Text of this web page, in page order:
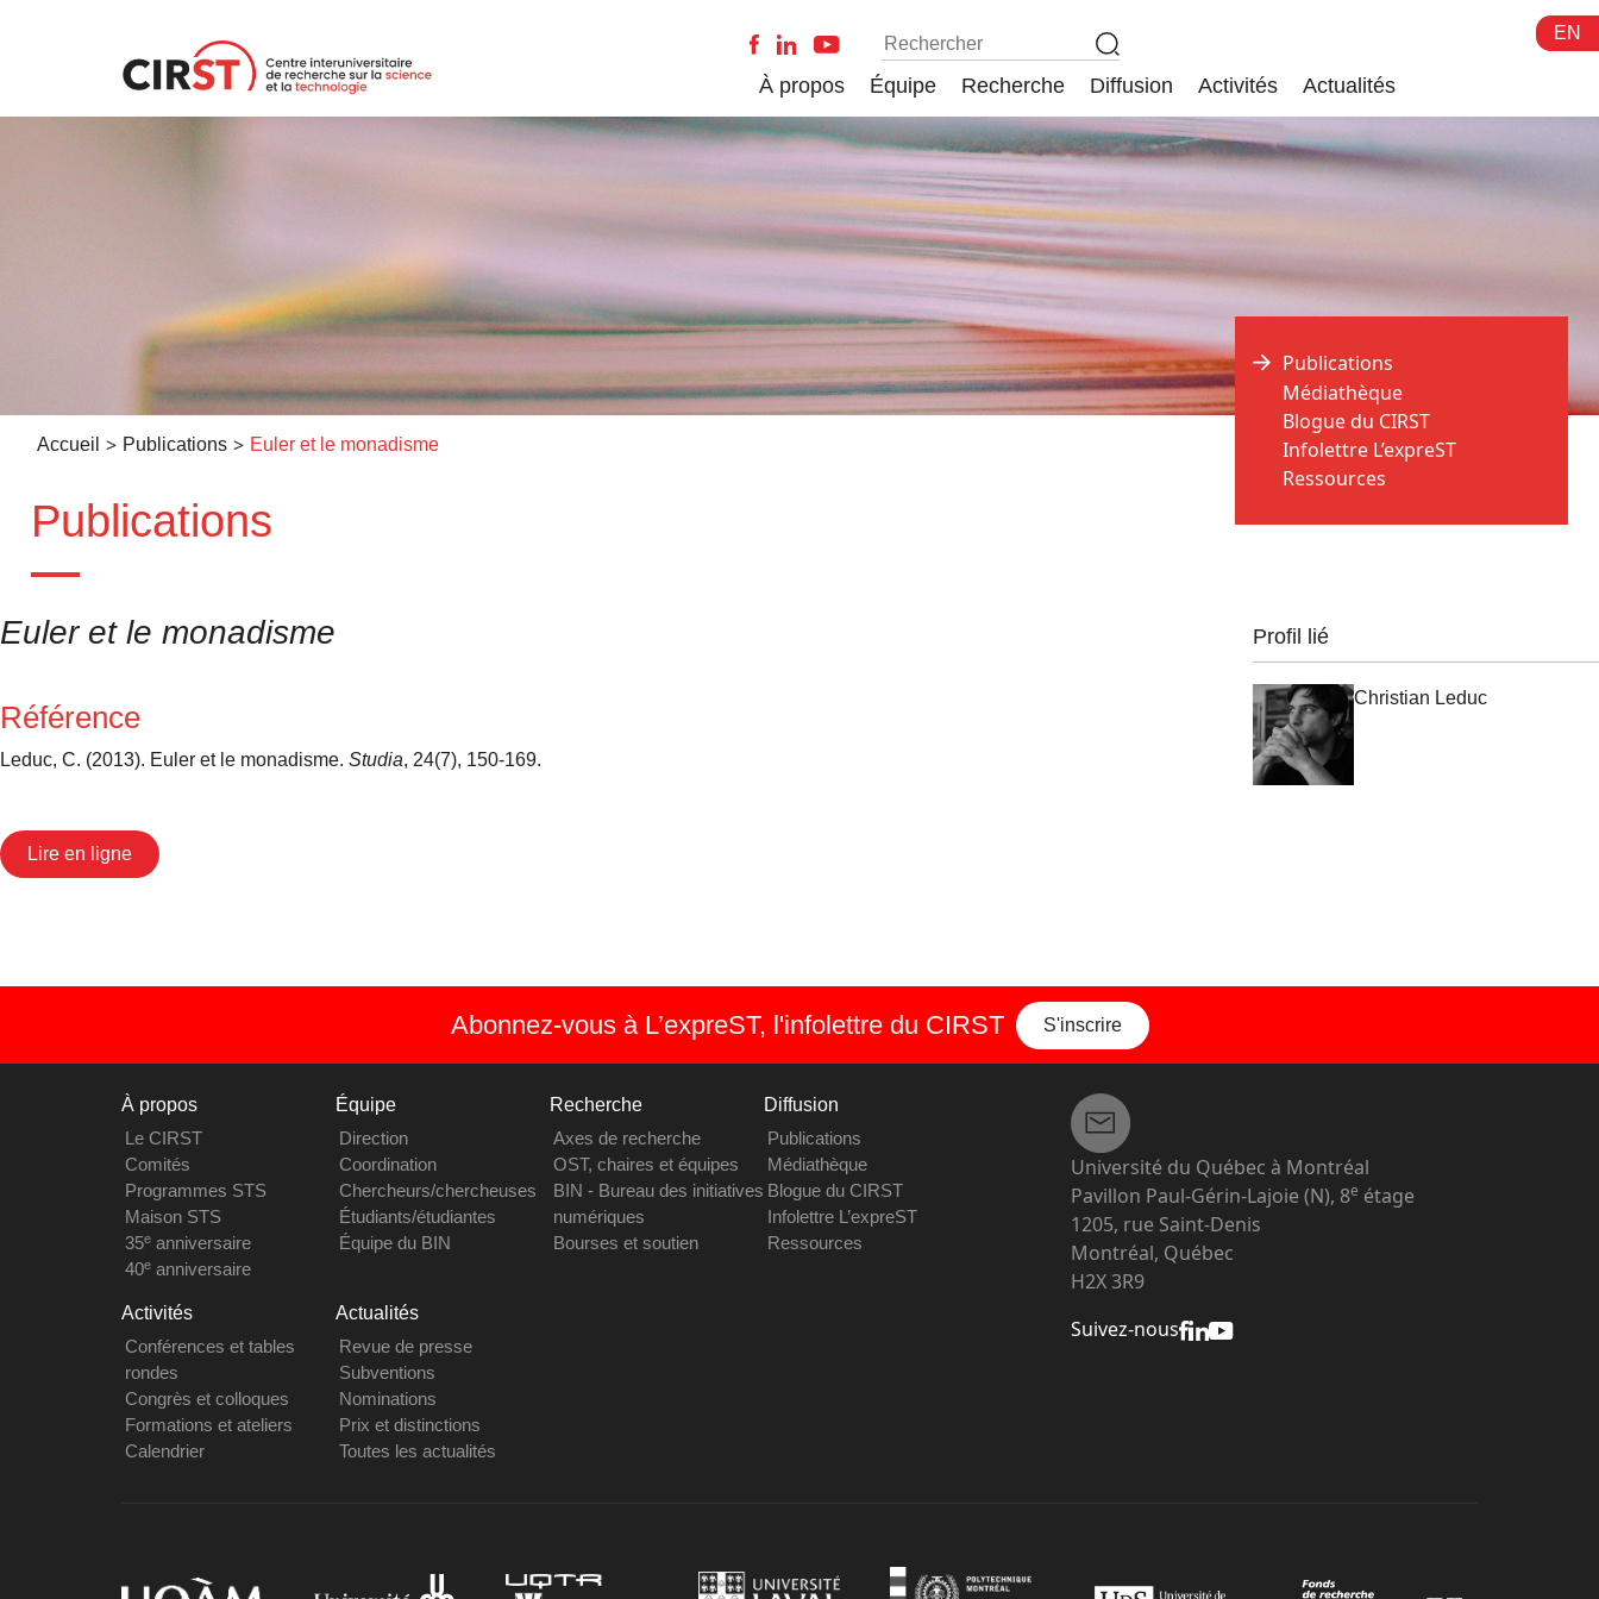
EN
À propos Équipe Recherche Diffusion Activités Actualités
Accueil > Publications > Euler et le monadisme
Publications
Publications
Médiathèque
Blogue du CIRST
Infolettre L’expreST
Ressources
Euler et le monadisme
Référence
Leduc, C. (2013). Euler et le monadisme. Studia, 24(7), 150-169.
Profil lié
Christian Leduc
Lire en ligne
Abonnez-vous à L’expreST, l'infolettre du CIRST S'inscrire
À propos
Le CIRST
Comités
Programmes STS
Maison STS
35eanniversaire
40eanniversaire
Équipe
Direction
Coordination
Chercheurs/chercheuses
Étudiants/étudiantes
Équipe du BIN
Recherche
Axes de recherche
OST, chaires et équipes
BIN - Bureau des initiatives
numériques
Bourses et soutien
Diffusion
Publications
Médiathèque
Blogue du CIRST
Infolettre L’expreST
Ressources
Activités
Conférences et tables
rondes
Congrès et colloques
Formations et ateliers
Calendrier
Actualités
Revue de presse
Subventions
Nominations
Prix et distinctions
Toutes les actualités
Université du Québec à Montréal
Pavillon Paul-Gérin-Lajoie (N), 8e étage
1205, rue Saint-Denis
Montréal, Québec
H2X 3R9
Suivez-nous